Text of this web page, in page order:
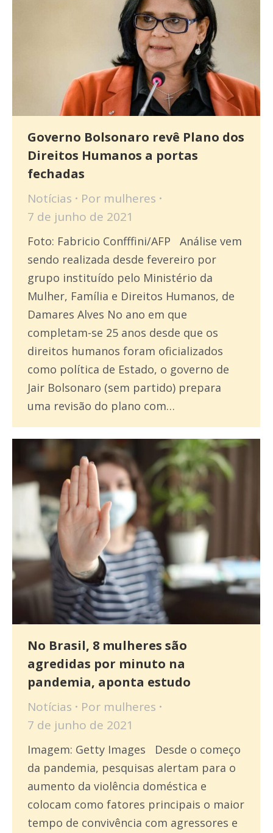
Governo Bolsonaro revê Plano dos
Direitos Humanos a portas
fechadas
Notícias Por mulheres
7 de junho de 2021
Foto: Fabricio Confffini/AFP Análise vem
sendo realizada desde fevereiro por
grupo instituído pelo Ministério da
Mulher, Família e Direitos Humanos, de
Damares Alves No ano em que
completam-se 25 anos desde que os
direitos humanos foram oficializados
como política de Estado, o governo de
Jair Bolsonaro (sem partido) prepara
uma revisão do plano com…
No Brasil, 8 mulheres são
agredidas por minuto na
pandemia, aponta estudo
Notícias Por mulheres
7 de junho de 2021
Imagem: Getty Images Desde o começo
da pandemia, pesquisas alertam para o
aumento da violência doméstica e
colocam como fatores principais o maior
tempo de convivência com agressores e